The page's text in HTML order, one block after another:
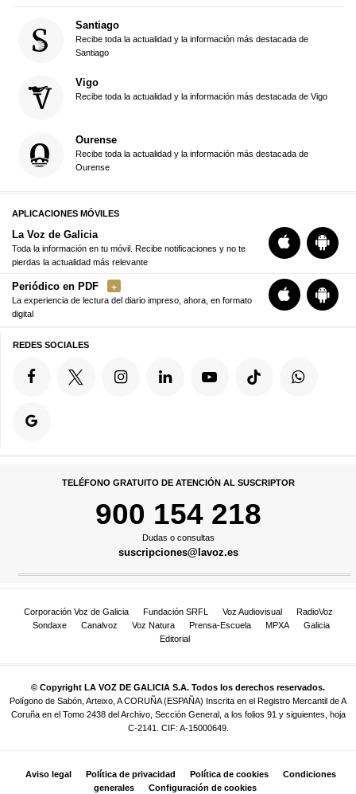
Santiago
Recibe toda la actualidad y la información más destacada de
Santiago
Vigo
Recibe toda la actualidad y la información más destacada de Vigo
Ourense
Recibe toda la actualidad y la información más destacada de
Ourense
APLICACIONES MÓVILES
La Voz de Galicia
Toda la información en tu móvil. Recibe notificaciones y no te
pierdas la actualidad más relevante
Periódico en PDF
La experiencia de lectura del diario impreso, ahora, en formato
digital
REDES SOCIALES
TELÉFONO GRATUITO DE ATENCIÓN AL SUSCRIPTOR
900 154 218
Dudas o consultas
suscripciones@lavoz.es
Corporación Voz de Galicia Fundación SRFL Voz Audiovisual
RadioVoz
Sondaxe
Canalvoz Voz Natura Prensa-Escuela MPXA
Galicia
Editorial
© Copyright LA VOZ DE GALICIA S.A. Todos los derechos reservados.
Polígono de Sabón, Arteixo, A CORUÑA (ESPAÑA) Inscrita en el Registro Mercantil de A
Coruña en el Tomo 2438 del Archivo, Sección General, a los folios 91 y siguientes, hoja
C-2141. CIF: A-15000649.
Aviso legal Política de privacidad Política de cookies
Condiciones
generales
Configuración de cookies